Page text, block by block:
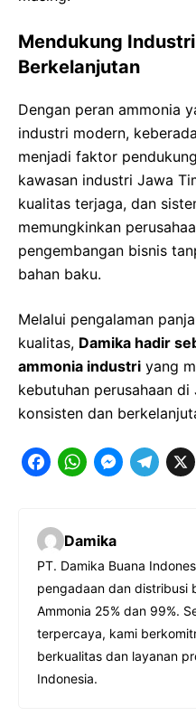
Mendukung
Berkelanjutan
Dengan peran ammonia
industri modern,
menjadi faktor
kawasan industri Jawa
kualitas terjaga, dan
memungkinkan
pengembangan bisnis
bahan baku.
Melalui pengalaman
kualitas, Damika hadir
ammonia industri yang
kebutuhan perusahaan
konsisten dan
F
c
e
b
o
o
k
W
t
s
A
p
p
M
s
e
n
g
e
T
e
g
r
a
m
X
Damika
PT. Damika Buana
pengadaan dan distribusi
Ammonia 25% dan 99%.
terpercaya, kami
berkualitas dan layanan
Indonesia.